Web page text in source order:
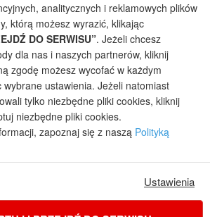
technicznej.
treści dostępnych w naszym sklepie,
indywidualnych potrzeb korzystamy z
plików cookies na urządzeniach
Pliki cookies użytkownik może kontrolować za
internetowej. Dalsze korzystanie z
bez zmiany ustawień przeglądarki
akceptuje stosowanie plików cookies.
jest w polityce prywatności.
zmienić ustawienia cookies
analitycznych i reklamowych plików
którą możesz wyrazić, klikając
DO SERWISU”. Jeżeli chcesz
dla nas i naszych partnerów, kliknij
zgodę możesz wycofać w każdym
ustawienia. Jeżeli natomiast
tylko niezbędne pliki cookies, kliknij
niezbędne pliki cookies.
zapoznaj się z naszą Polityką
Ustawienia